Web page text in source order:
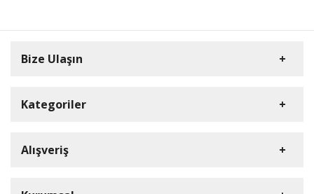
Bize Ulaşın
Kategoriler
Rulopak
Alışveriş